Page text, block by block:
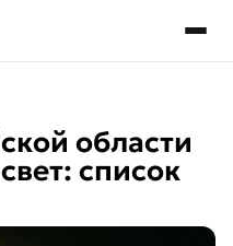
области
список